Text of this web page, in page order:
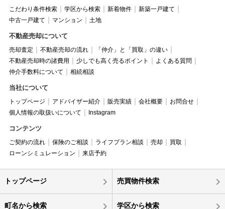
こだわり条件検索 学区から検索 新着物件
新築一戸建て
中古一戸建て
マンション 土地
不動産売却について
売却査定 不動産売却の流れ
「仲介」と「買取」の違い
不動産売却時の諸費用
少しでも高く売るポイント
よくある質問
仲介手数料について
相続相談
当社について
トップページ アドバイザー紹介 販売実績 会社概要
お問合せ
個人情報の取扱いについて
Instagram
コンテンツ
ご契約の流れ 保険のご相談 ライフプラン相談 売却
買取
ローンシミュレーション
来店予約
トップページ 売買物件検索
町名から検索 学区から検索